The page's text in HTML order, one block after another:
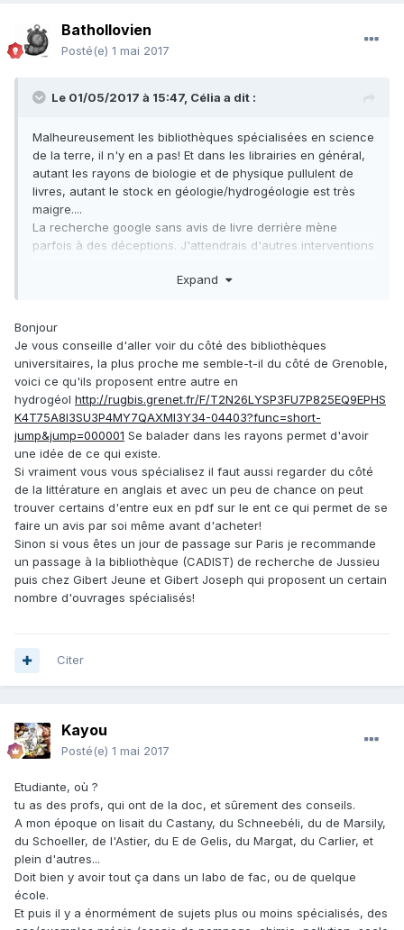
Bathollovien
Posté(e) 1 mai 2017
Le 01/05/2017 à 15:47, Célia a dit :
Malheureusement les bibliothèques spécialisées en science
de la terre, il n'y en a pas! Et dans les librairies en général,
autant les rayons de biologie et de physique pullulent de
livres, autant le stock en géologie/hydrogéologie est très
maigre....
La recherche google sans avis de livre derrière mène
parfois à des déceptions. J'attendrais d'autres interventions
Expand
Bonjour
Je vous conseille d'aller voir du côté des bibliothèques
universitaires, la plus proche me semble-t-il du côté de Grenoble,
voici ce qu'ils proposent entre autre en
hydrogéol http://rugbis.grenet.fr/F/T2N26LYSP3FU7P825EQ9EPHS
K4T75A8I3SU3P4MY7QAXMI3Y34-04403?func=short-
jump&jump=000001 Se balader dans les rayons permet d'avoir
une idée de ce qui existe.
Si vraiment vous vous spécialisez il faut aussi regarder du côté
de la littérature en anglais et avec un peu de chance on peut
trouver certains d'entre eux en pdf sur le ent ce qui permet de se
faire un avis par soi même avant d'acheter!
Sinon si vous êtes un jour de passage sur Paris je recommande
un passage à la bibliothèque (CADIST) de recherche de Jussieu
puis chez Gibert Jeune et Gibert Joseph qui proposent un certain
nombre d'ouvrages spécialisés!
Citer
Kayou
Posté(e) 1 mai 2017
Etudiante, où ?
tu as des profs, qui ont de la doc, et sûrement des conseils.
A mon époque on lisait du Castany, du Schneebéli, du de Marsily,
du Schoeller, de l'Astier, du E de Gelis, du Margat, du Carlier, et
plein d'autres...
Doit bien y avoir tout ça dans un labo de fac, ou de quelque
école.
Et puis il y a énormément de sujets plus ou moins spécialisés, des